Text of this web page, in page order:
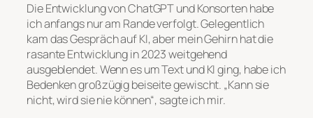
Die Entwicklung von ChatGPT und Konsorten habe
ich anfangs nur am Rande verfolgt. Gelegentlich
kam das Gespräch auf KI, aber mein Gehirn hat die
rasante Entwicklung in 2023 weitgehend
ausgeblendet. Wenn es um Text und KI ging, habe ich
Bedenken großzügig beiseite gewischt. „Kann sie
nicht, wird sie nie können“, sagte ich mir.